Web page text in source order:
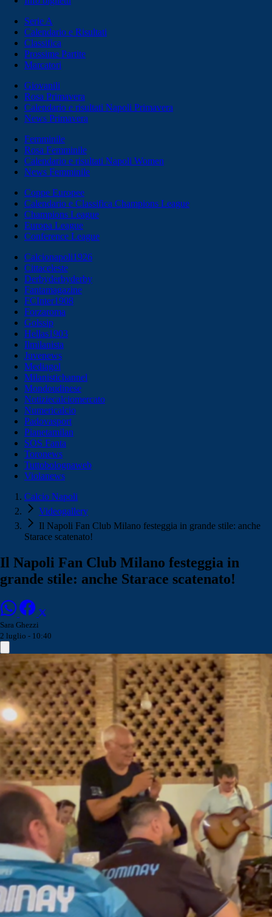
Serie A
Calendario e Risultati
Classifica
Prossime Partite
Marcatori
Giovanili
Rosa Primavera
Calendario e risultati Napoli Primavera
News Primavera
Femminile
Rosa Femminile
Calendario e risultati Napoli Women
News Femminile
Coppe Europee
Calendario e Classifica Champions League
Champions League
Europa League
Conference League
Calcionapoli1926
Cittaceleste
Derbyderbyderby
Fantamagazine
FCInter1908
Forzaroma
Golssip
Hellas1903
Ilmilanista
Juvenews
Mediagol
Milanistichannel
Mondoudinese
Notiziecalciomercato
Numericalcio
Padovasport
Pianetamilan
SOS Fanta
Toronews
Tuttobolognaweb
Violanews
Calcio Napoli
Videogallery
Il Napoli Fan Club Milano festeggia in grande stile: anche
Starace scatenato!
Il Napoli Fan Club Milano festeggia in
grande stile: anche Starace scatenato!
Sara Ghezzi
2 luglio - 10:40